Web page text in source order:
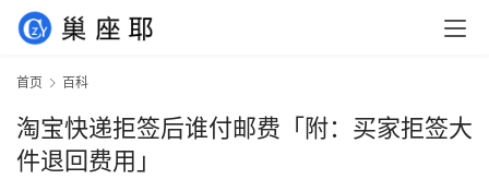
首页 百科
淘宝快递拒签后谁付邮费「附：买家拒签大
件退回费用」